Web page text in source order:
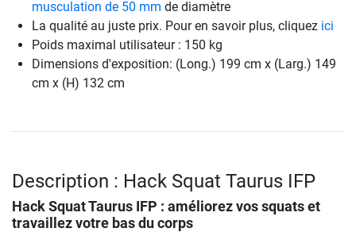
musculation de 50 mm de diamètre
La qualité au juste prix. Pour en savoir plus, cliquez ici
Poids maximal utilisateur : 150 kg
Dimensions d'exposition: (Long.) 199 cm x (Larg.) 149
cm x (H) 132 cm
Description : Hack Squat Taurus IFP
Hack Squat Taurus IFP : améliorez vos squats et
travaillez votre bas du corps